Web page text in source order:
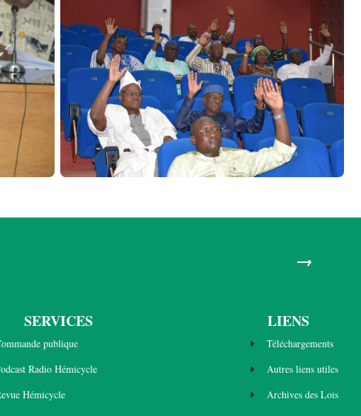
→
SERVICES
publique
Radio Hémicycle
Hémicycle
LIENS
Téléchargements
Autres liens utiles
Archives des Lois